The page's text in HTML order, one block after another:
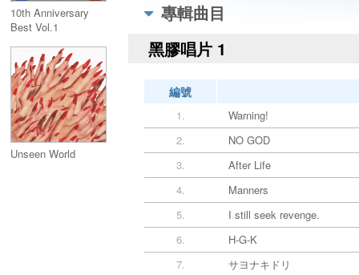
10th Anniversary
Best Vol.1
Unseen World
專輯曲目
黑膠唱片 1
編號
1.
Warning!
2.
NO GOD
3.
After Life
4.
Manners
5.
I still seek revenge.
6.
H-G-K
7.
サヨナキドリ